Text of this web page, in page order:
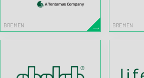
BREMEN BREMEN